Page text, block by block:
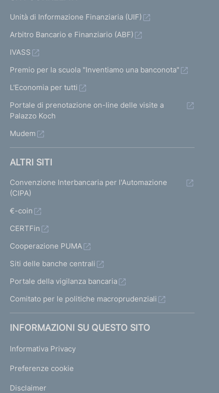
Unità di Informazione Finanziaria (UIF)
Arbitro Bancario e Finanziario (ABF)
IVASS
Premio per la scuola "Inventiamo una banconota"
L'Economia per tutti
Portale di prenotazione on-line delle visite a
Palazzo Koch
Mudem
ALTRI SITI
Convenzione Interbancaria per l'Automazione
(CIPA)
€-coin
CERTFin
Cooperazione PUMA
Siti delle banche centrali
Portale della vigilanza bancaria
Comitato per le politiche macroprudenziali
INFORMAZIONI SU QUESTO SITO
Informativa Privacy
Preferenze cookie
Disclaimer